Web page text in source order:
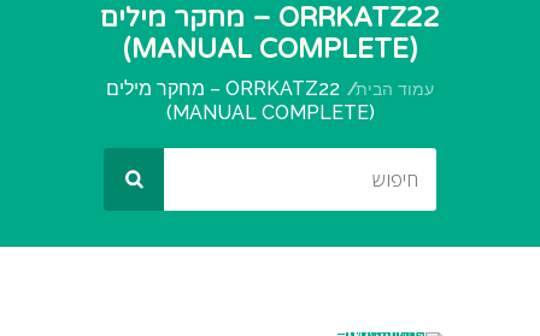
ORRKATZ22 – מחקר מילים
(MANUAL COMPLETE)
עמוד הבית
ORRKATZ22 – מחקר מילים
(MANUAL COMPLETE)